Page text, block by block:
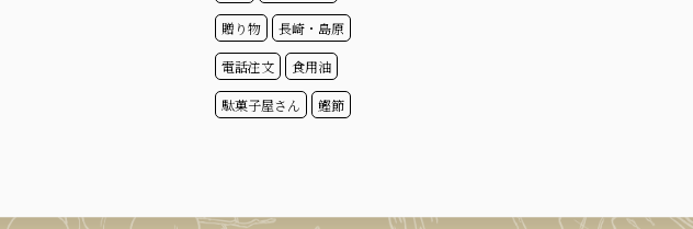
贈り物 長崎・島原
電話注文 食用油
駄菓子屋さん 鰹節